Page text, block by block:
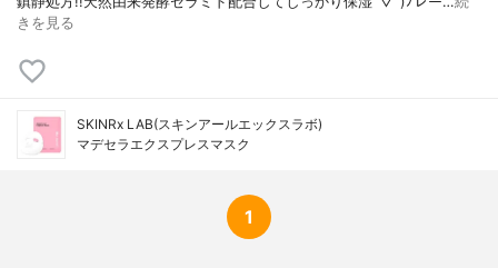
きを見る
SKINRx LAB(スキンアールエックスラボ)
マデセラエクスプレスマスク
1